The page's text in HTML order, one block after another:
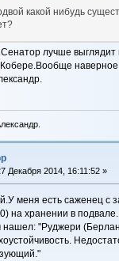
какой нибудь
лучше выглядит
Декабря 2014, 16:11:52 »
меня есть саженец с
на хранении в подвале.
нашел: "Руджери